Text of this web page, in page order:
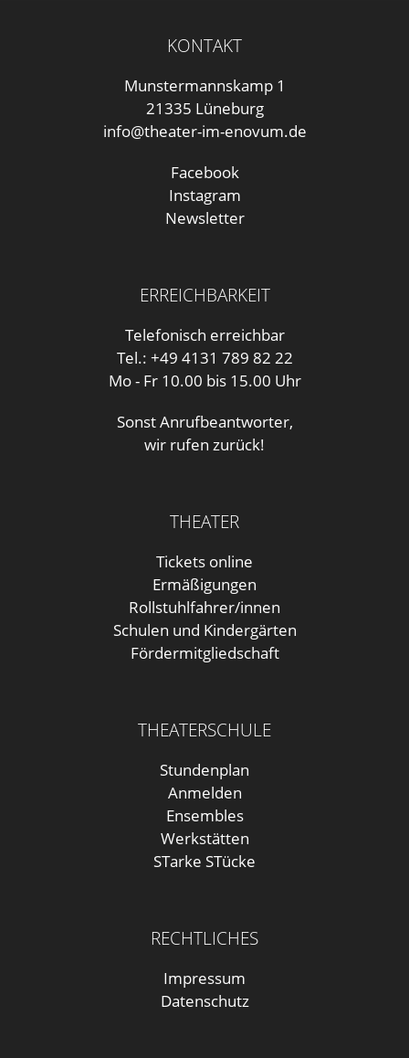
KONTAKT
Munstermannskamp 1
21335 Lüneburg
info@theater-im-enovum.de
Facebook
Instagram
Newsletter
ERREICHBARKEIT
Telefonisch erreichbar
Tel.: +49 4131 789 82 22
Mo - Fr 10.00 bis 15.00 Uhr
Sonst Anrufbeantworter,
wir rufen zurück!
THEATER
Tickets online
Ermäßigungen
Rollstuhlfahrer/innen
Schulen und Kindergärten
Fördermitgliedschaft
THEATERSCHULE
Stundenplan
Anmelden
Ensembles
Werkstätten
STarke STücke
RECHTLICHES
Impressum
Datenschutz